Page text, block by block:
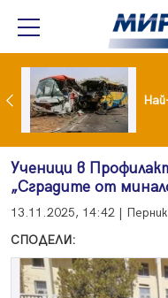
Ученици в
„Сградите от
13.11.2025, 14:42 | Перник
СПОДЕЛИ: